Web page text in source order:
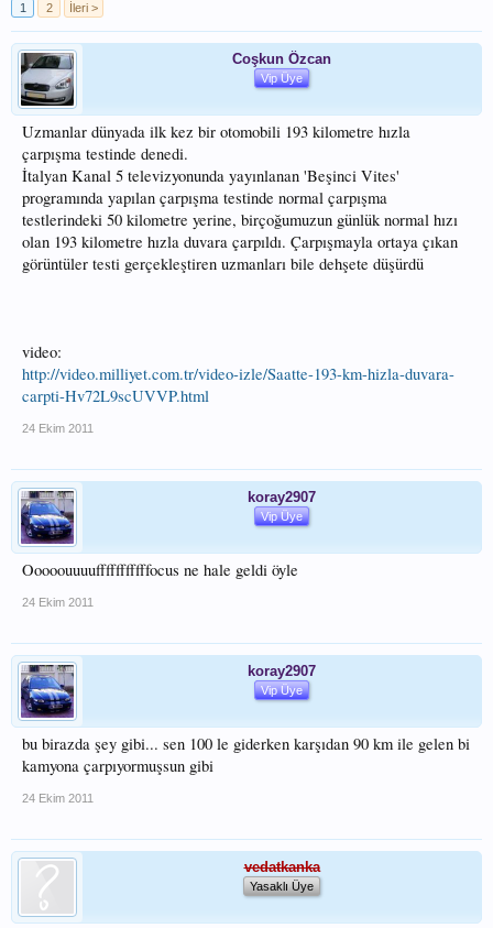
1 2 İleri >
Coşkun Özcan
Vip Üye
Uzmanlar dünyada ilk kez bir otomobili 193 kilometre hızla
çarpışma testinde denedi.
İtalyan Kanal 5 televizyonunda yayınlanan 'Beşinci Vites'
programında yapılan çarpışma testinde normal çarpışma
testlerindeki 50 kilometre yerine, birçoğumuzun günlük normal hızı
olan 193 kilometre hızla duvara çarpıldı. Çarpışmayla ortaya çıkan
görüntüler testi gerçekleştiren uzmanları bile dehşete düşürdü
video:
http://video.milliyet.com.tr/video-izle/Saatte-193-km-hizla-duvara-
carpti-Hv72L9scUVVP.html
24 Ekim 2011
koray2907
Vip Üye
Ooooouuuufffffffffffocus ne hale geldi öyle
24 Ekim 2011
koray2907
Vip Üye
bu birazda şey gibi... sen 100 le giderken karşıdan 90 km ile gelen bi
kamyona çarpıyormuşsun gibi
24 Ekim 2011
vedatkanka
Yasaklı Üye